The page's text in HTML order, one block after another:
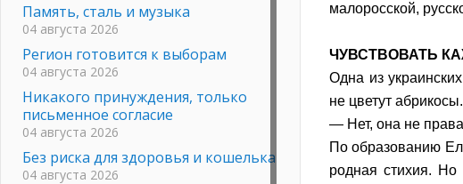
малоросской,
ЧУВСТВОВАТЬ
Одна из
не цветут
— Нет, она не
По образованию
родная стихия.
Память, сталь и музыка
04 августа 2026
Регион готовится к выборам
04 августа 2026
Никакого принуждения, только
письменное согласие
04 августа 2026
Без риска для здоровья и кошелька
04 августа 2026